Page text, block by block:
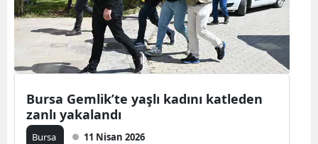
Yozgat
Zonguldak
Bursa Gemlik’te yaşlı kadını katleden
zanlı yakalandı
Bursa 11 Nisan 2026